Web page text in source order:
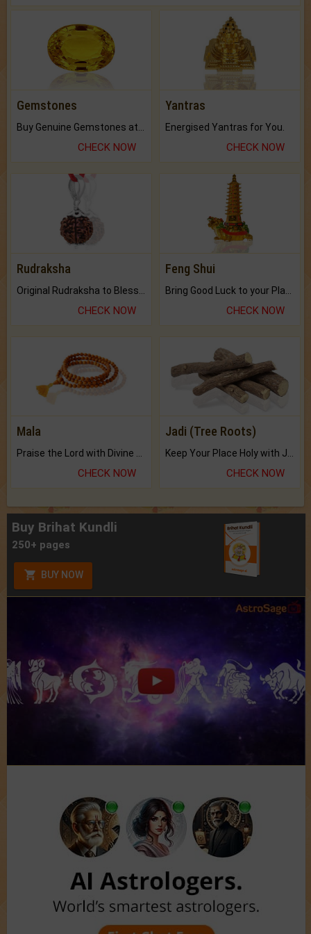
Gemstones
CHECK NOW
Yantras
Energised Yantras for You.
CHECK NOW
Rudraksha
CHECK NOW
Feng Shui
CHECK NOW
Mala
Praise the Lord with Divine Energies of Mala.
CHECK NOW
Jadi (Tree Roots)
Keep Your Place Holy with Jadi.
CHECK NOW
Buy Brihat Kundli
250+ pages
BUY NOW